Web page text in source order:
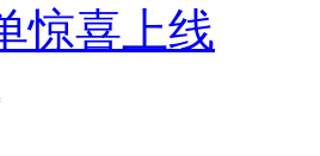
惊喜上线